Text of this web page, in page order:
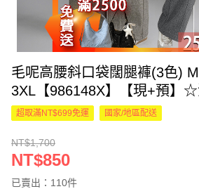
毛呢高腰斜口袋闊腿褲(3色)
3XL【986148X】【現+預】
超取滿NT$699免運 國家/地區配送
NT$1,700
NT$850
已賣出：110件